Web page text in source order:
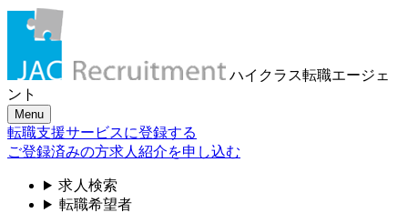
ハイクラス転職エージェ
ント
Menu
転職支援サービスに登録する
ご登録済みの方求人紹介を申し込む
求人検索
転職希望者